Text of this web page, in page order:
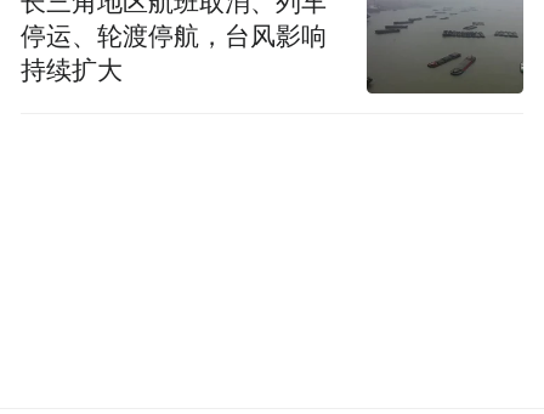
停运、轮渡停航，台风影响
持续扩大